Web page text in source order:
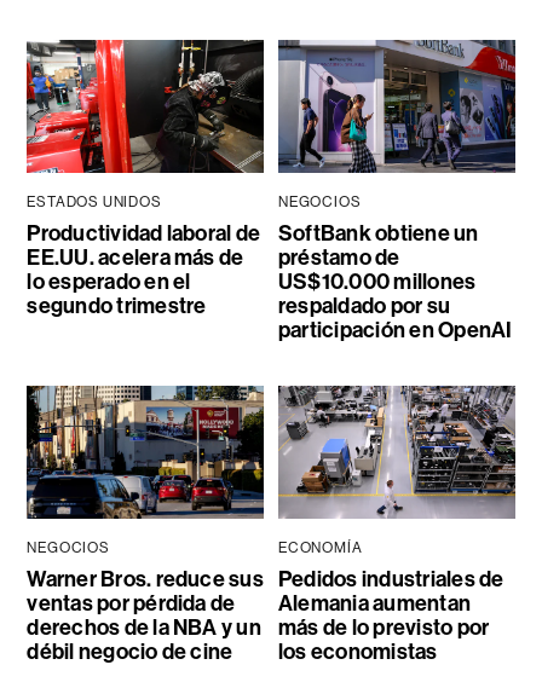
ESTADOS UNIDOS
Productividad laboral de
EE.UU. acelera más de
lo esperado en el
segundo trimestre
NEGOCIOS
SoftBank obtiene un
préstamo de
US$10.000 millones
respaldado por su
participación en OpenAI
NEGOCIOS
Warner Bros. reduce sus
ventas por pérdida de
derechos de la NBA y un
débil negocio de cine
ECONOMÍA
Pedidos industriales de
Alemania aumentan
más de lo previsto por
los economistas